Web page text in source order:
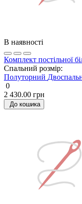
В наявності
Комплект постільної
Спальний розмір:
Полуторний
0
2 430.00 грн
До кошика